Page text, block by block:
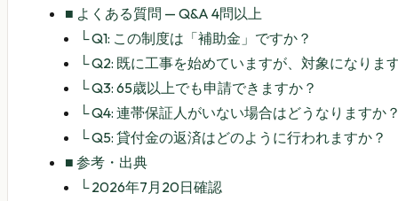
■ よくある質問 — Q&A 4問以上
└Q1: この制度は「補助金」ですか？
└Q2: 既に工事を始めていますが、対象になりま
└Q3: 65歳以上でも申請できますか？
└Q4: 連帯保証人がいない場合はどうなりますか？
└Q5: 貸付金の返済はどのように行われますか？
■ 参考・出典
└2026年7月20日確認